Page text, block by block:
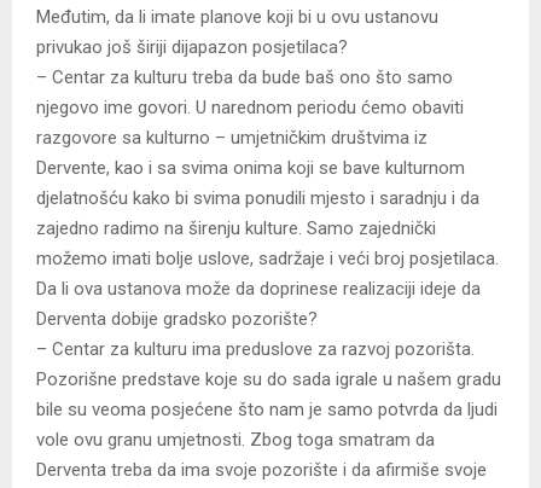
Međutim, da li imate planove koji bi u ovu ustanovu
privukao još širiji dijapazon posjetilaca?
– Centar za kulturu treba da bude baš ono što samo
njegovo ime govori. U narednom periodu ćemo obaviti
razgovore sa kulturno – umjetničkim društvima iz
Dervente, kao i sa svima onima koji se bave kulturnom
djelatnošću kako bi svima ponudili mjesto i saradnju i da
zajedno radimo na širenju kulture. Samo zajednički
možemo imati bolje uslove, sadržaje i veći broj posjetilaca.
Da li ova ustanova može da doprinese realizaciji ideje da
Derventa dobije gradsko pozorište?
– Centar za kulturu ima preduslove za razvoj pozorišta.
Pozorišne predstave koje su do sada igrale u našem gradu
bile su veoma posjećene što nam je samo potvrda da ljudi
vole ovu granu umjetnosti. Zbog toga smatram da
Derventa treba da ima svoje pozorište i da afirmiše svoje